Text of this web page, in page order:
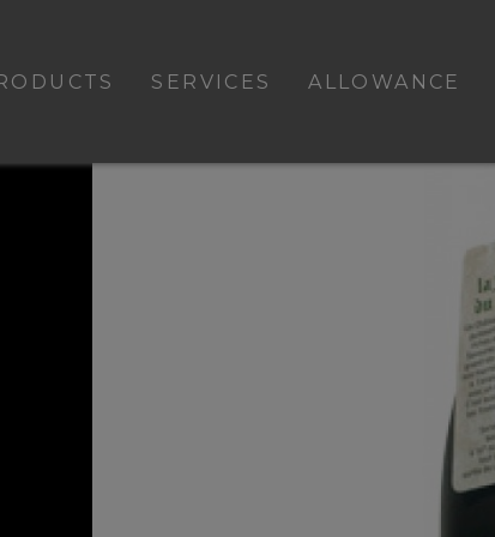
SERVICES ALLOWANCE